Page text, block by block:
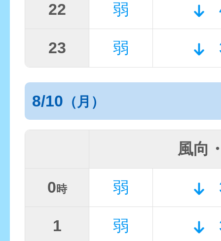
22 弱
23 弱
8/10 （月）
風向
0時 弱
1 弱